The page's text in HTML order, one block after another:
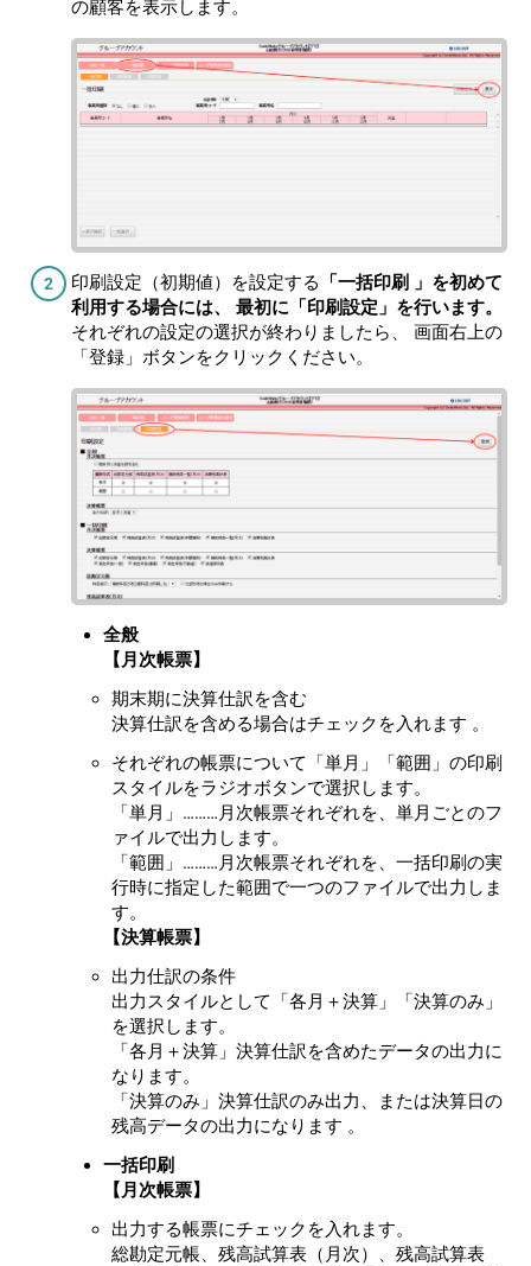
の顧客を表示します。
印刷設定（初期値）を設定する
「一括印刷 」を初めて
利用する場合には、 最初に「印刷設定」を行います。
それぞれの設定の選択が終わりましたら、 画面右上の
「登録」ボタンをクリックください。
全般
【月次帳票】
期末期に決算仕訳を含む
決算仕訳を含める場合はチェックを入れます 。
それぞれの帳票について「単月」「範囲」の印刷
スタイルをラジオボタンで選択します。
「単月」………月次帳票それぞれを、単月ごとのフ
ァイルで出力します。
「範囲」………月次帳票それぞれを、一括印刷の実
行時に指定した範囲で一つのファイルで出力しま
す。
【決算帳票】
出力仕訳の条件
出力スタイルとして「各月＋決算」「決算のみ」
を選択します。
「各月＋決算」決算仕訳を含めたデータの出力に
なります。
「決算のみ」決算仕訳のみ出力、または決算日の
残高データの出力になります 。
一括印刷
【月次帳票】
出力する帳票にチェックを入れます。
総勘定元帳、残高試算表（月次）、残高試算表